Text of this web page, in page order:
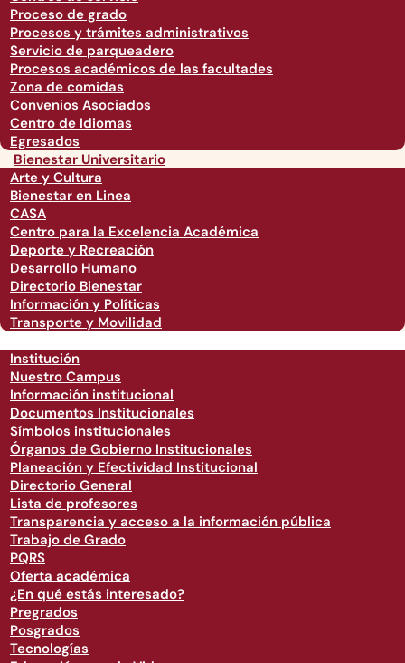
Proceso de grado
Procesos y trámites administrativos
Servicio de parqueadero
Procesos académicos de las facultades
Zona de comidas
Convenios Asociados
Centro de Idiomas
Egresados
Bienestar Universitario
Arte y Cultura
Bienestar en Linea
CASA
Centro para la Excelencia Académica
Deporte y Recreación
Desarrollo Humano
Directorio Bienestar
Información y Políticas
Transporte y Movilidad
Institución
Nuestro Campus
Información institucional
Documentos Institucionales
Símbolos institucionales
Órganos de Gobierno Institucionales
Planeación y Efectividad Institucional
Directorio General
Lista de profesores
Transparencia y acceso a la información pública
Trabajo de Grado
PQRS
Oferta académica
¿En qué estás interesado?
Pregrados
Posgrados
Tecnologías